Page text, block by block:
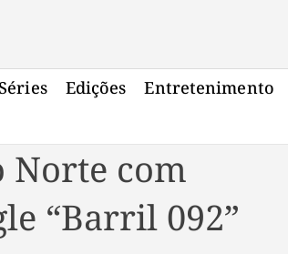
Edições Entretenimento
Norte com
“Barril 092”